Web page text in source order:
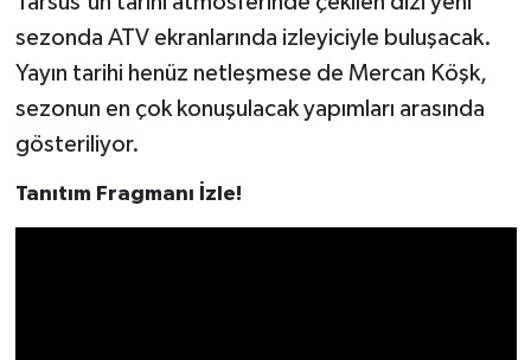
sezonda ATV ekranlarında izleyiciyle buluşacak.
Yayın tarihi henüz netleşmese de Mercan Köşk,
sezonun en çok konuşulacak yapımları arasında
gösteriliyor.
Tanıtım Fragmanı İzle!